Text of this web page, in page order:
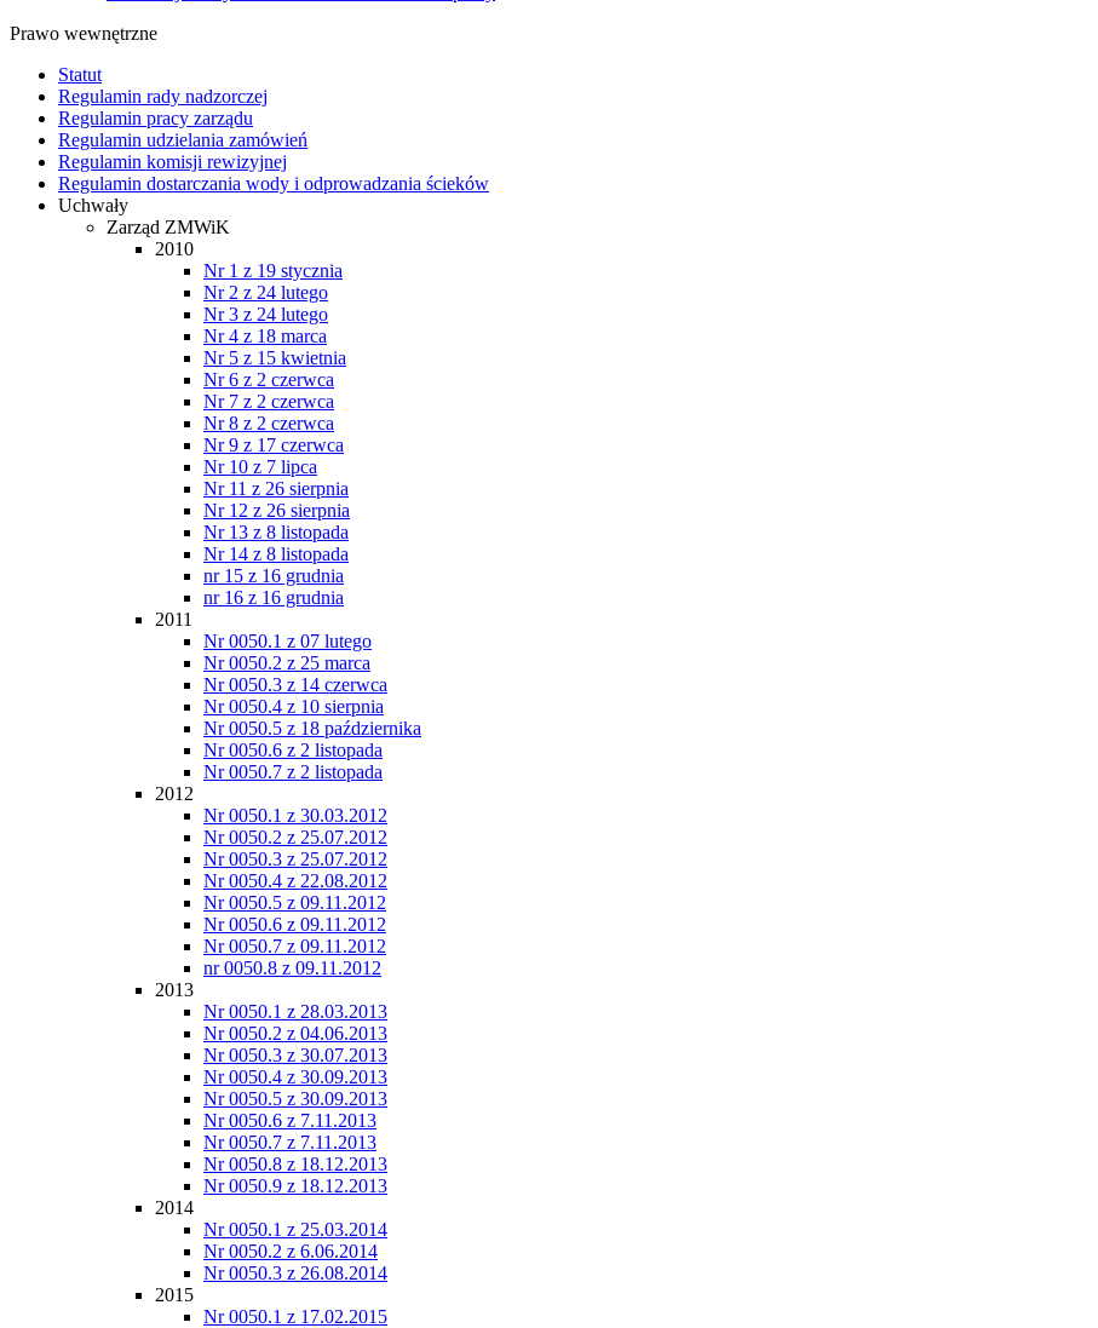
Prawo wewnętrzne
Statut
Regulamin rady nadzorczej
Regulamin pracy zarządu
Regulamin udzielania zamówień
Regulamin komisji rewizyjnej
Regulamin dostarczania wody i odprowadzania ścieków
Uchwały
Zarząd ZMWiK
2010
Nr 1 z 19 stycznia
Nr 2 z 24 lutego
Nr 3 z 24 lutego
Nr 4 z 18 marca
Nr 5 z 15 kwietnia
Nr 6 z 2 czerwca
Nr 7 z 2 czerwca
Nr 8 z 2 czerwca
Nr 9 z 17 czerwca
Nr 10 z 7 lipca
Nr 11 z 26 sierpnia
Nr 12 z 26 sierpnia
Nr 13 z 8 listopada
Nr 14 z 8 listopada
nr 15 z 16 grudnia
nr 16 z 16 grudnia
2011
Nr 0050.1 z 07 lutego
Nr 0050.2 z 25 marca
Nr 0050.3 z 14 czerwca
Nr 0050.4 z 10 sierpnia
Nr 0050.5 z 18 października
Nr 0050.6 z 2 listopada
Nr 0050.7 z 2 listopada
2012
Nr 0050.1 z 30.03.2012
Nr 0050.2 z 25.07.2012
Nr 0050.3 z 25.07.2012
Nr 0050.4 z 22.08.2012
Nr 0050.5 z 09.11.2012
Nr 0050.6 z 09.11.2012
Nr 0050.7 z 09.11.2012
nr 0050.8 z 09.11.2012
2013
Nr 0050.1 z 28.03.2013
Nr 0050.2 z 04.06.2013
Nr 0050.3 z 30.07.2013
Nr 0050.4 z 30.09.2013
Nr 0050.5 z 30.09.2013
Nr 0050.6 z 7.11.2013
Nr 0050.7 z 7.11.2013
Nr 0050.8 z 18.12.2013
Nr 0050.9 z 18.12.2013
2014
Nr 0050.1 z 25.03.2014
Nr 0050.2 z 6.06.2014
Nr 0050.3 z 26.08.2014
2015
Nr 0050.1 z 17.02.2015